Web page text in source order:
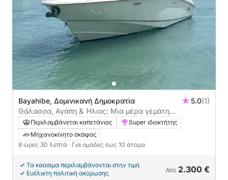
Bayahibe, Δομινικανή Δημοκρατία 5.0(1)
Θάλασσα, Αγάπη & Ήλιος: Μια μέρα γεμάτη
συναισθήματα σε ένα μηχανοκίνητο σκάφος
Περιλαμβάνεται καπετάνιος
Super ιδιοκτήτης
Μηχανοκίνητο σκάφος
8 ώρες 30 λεπτά · Για ομάδες έως 10 άτομα
Τα καύσιμα περιλαμβάνονται στην τιμή
Ευέλικτη πολιτική ακύρωσης
Από 2.300 €